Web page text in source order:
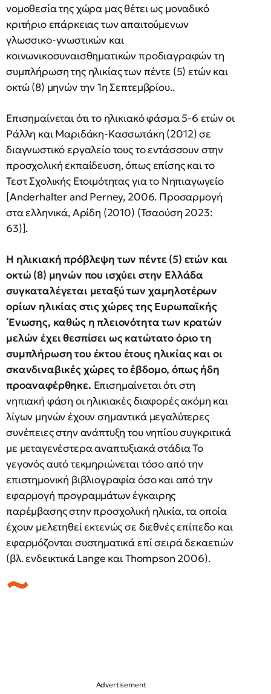
νομοθεσία της χώρα μας θέτει ως μοναδικό
κριτήριο επάρκειας των απαιτούμενων
γλωσσικο-γνωστικών και
κοινωνικοσυναισθηματικών προδιαγραφών τη
συμπλήρωση της ηλικίας των πέντε (5) ετών και
οκτώ (8) μηνών την 1η Σεπτεμβρίου..
Επισημαίνεται ότι το ηλικιακό φάσμα 5-6 ετών οι
Ράλλη και Μαριδάκη-Κασσωτάκη (2012) σε
διαγνωστικό εργαλείο τους το εντάσσουν στην
προσχολική εκπαίδευση, όπως επίσης και το
Τεστ Σχολικής Ετοιμότητας για το Νηπιαγωγείο
[Anderhalter and Perney, 2006. Προσαρμογή
στα ελληνικά, Αρίδη (2010) (Τσαούση 2023:
63)].
Η ηλικιακή πρόβλεψη των πέντε (5) ετών και
οκτώ (8) μηνών που ισχύει στην Ελλάδα
συγκαταλέγεται μεταξύ των χαμηλοτέρων
ορίων ηλικίας στις χώρες της Ευρωπαϊκής
΄Ενωσης, καθώς η πλειονότητα των κρατών
μελών έχει θεσπίσει ως κατώτατο όριο τη
συμπλήρωση του έκτου έτους ηλικίας και οι
σκανδιναβικές χώρες το έβδομο, όπως ήδη
προαναφέρθηκε. Επισημαίνεται ότι στη
νηπιακή φάση οι ηλικιακές διαφορές ακόμη και
λίγων μηνών έχουν σημαντικά μεγαλύτερες
συνέπειες στην ανάπτυξη του νηπίου συγκριτικά
με μεταγενέστερα αναπτυξιακά στάδια Το
γεγονός αυτό τεκμηριώνεται τόσο από την
επιστημονική βιβλιογραφία όσο και από την
εφαρμογή προγραμμάτων έγκαιρης
παρέμβασης στην προσχολική ηλικία, τα οποία
έχουν μελετηθεί εκτενώς σε διεθνές επίπεδο και
εφαρμόζονται συστηματικά επί σειρά δεκαετιών
(βλ. ενδεικτικά Lange και Thompson 2006).